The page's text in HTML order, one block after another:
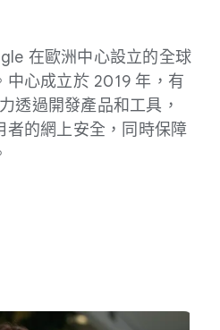
在​歐洲​中心​設立​的​全球​
中心​成立​於 2​01​9 年，​有​
透過​開發​產品​和​工具，​
者​的​網上​安全，​同時​保障​